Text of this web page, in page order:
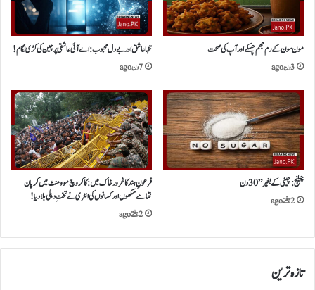
مون سون کے رم جھم چسکے اور آپ کی صحت
3 دن ago
​تنہا عاشق اور بے دل محبوب:اے آئی عاشقی پر چین کی کڑی لگام!
7 دن ago
چیلنج :چینی کے بغیر ” 30 دن
2 ہفتے ago
فرعونِ ہندکاغرورخاک میں:کاکروچ موومنٹ میں کرپان
تھامے سکھوں اور کسانوں کی انٹری نے تختِ دہلی ہلا دیا!
2 ہفتے ago
تازہ ترین